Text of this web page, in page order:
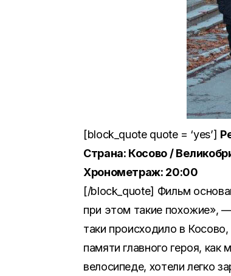
[block_quote quote = ‘yes’]
Страна: Косово /
Хронометраж: 20:00
[/block_quote] Фильм
при этом такие похожие»,
таки происходило в
памяти главного героя,
велосипеде, хотели легко